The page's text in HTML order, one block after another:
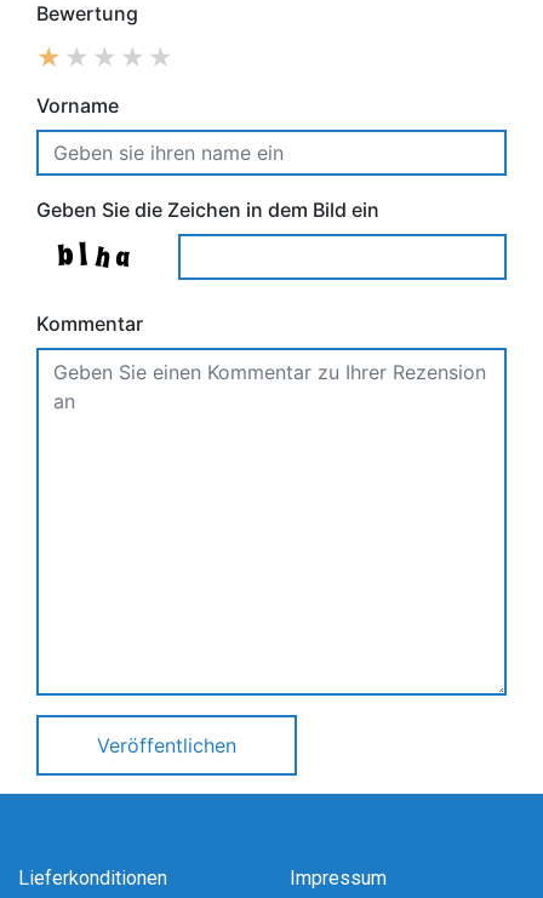
Bewertung
Vorname
Geben Sie die Zeichen in dem Bild ein
Kommentar
Veröffentlichen
Lieferkonditionen Impressum